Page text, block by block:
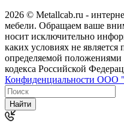
2026 © Metallcab.ru -
мебели. Обращаем ваше
носит исключительно
каких условиях не
определяемой положениями
кодекса Российской
Конфиденциальности ООО
Найти